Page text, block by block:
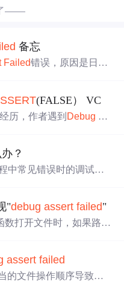
——
备忘
Failed错误，原因是日志
中关于_sws_free
的链接错误，
(FALSE） VC
历，作者遇到 Debug as
问题。
？
中常见错误时的调试方
delete操作导致的数组问
场景，如数组越界和dou
"debug assert failed"
数打开文件时，如果路径
判断是否成功打开文
，可以更优雅地处理此
assert failed
的文件操作顺序导致的